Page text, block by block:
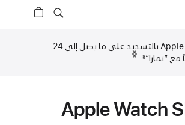
ادفع ثمن Apple Watch بالتسديد على ما يصل إلى 24
”تمارا“‏§
السابق‏‏
التالي